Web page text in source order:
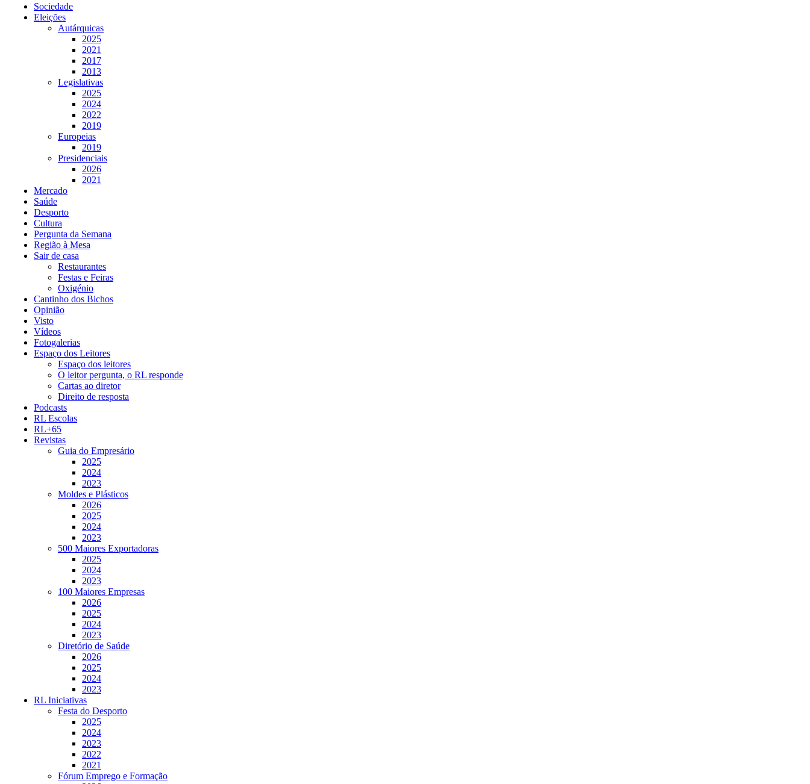
Sociedade
Eleições
Autárquicas
2025
2021
2017
2013
Legislativas
2025
2024
2022
2019
Europeias
2019
Presidenciais
2026
2021
Mercado
Saúde
Desporto
Cultura
Pergunta da Semana
Região à Mesa
Sair de casa
Restaurantes
Festas e Feiras
Oxigénio
Cantinho dos Bichos
Opinião
Visto
Vídeos
Fotogalerias
Espaço dos Leitores
Espaço dos leitores
O leitor pergunta, o RL responde
Cartas ao diretor
Direito de resposta
Podcasts
RL Escolas
RL+65
Revistas
Guia do Empresário
2025
2024
2023
Moldes e Plásticos
2026
2025
2024
2023
500 Maiores Exportadoras
2025
2024
2023
100 Maiores Empresas
2026
2025
2024
2023
Diretório de Saúde
2026
2025
2024
2023
RL Iniciativas
Festa do Desporto
2025
2024
2023
2022
2021
Fórum Emprego e Formação